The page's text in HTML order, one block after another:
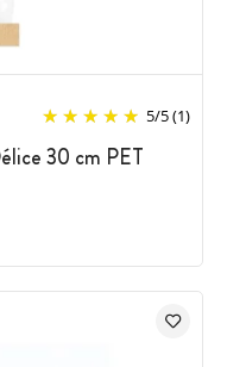
5/5(1)
30 cm PET